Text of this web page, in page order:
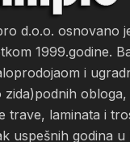
d.o.o. osnovano
1999.godine.
i
zida)podnih
trave, laminata i
uspešnih godina u